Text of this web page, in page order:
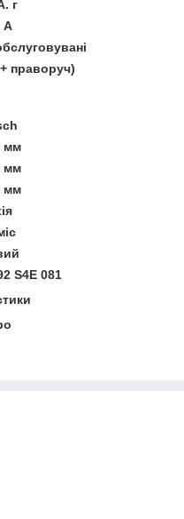
г
А
праворуч)
мм
мм
мм
S4E 081